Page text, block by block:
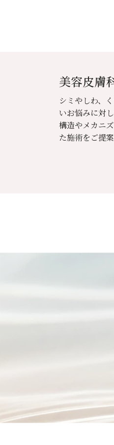
美容皮膚
シミやしわ、
いお悩みに対
構造やメカニ
た施術をご提案